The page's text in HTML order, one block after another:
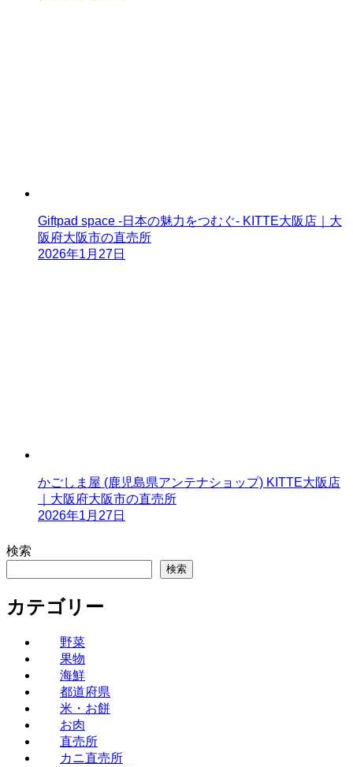
Giftpad space -日本の魅力をつむぐ- KITTE大阪店｜大
阪府大阪市の直売所
2026年1月27日
かごしま屋 (鹿児島県アンテナショップ) KITTE大阪店
｜大阪府大阪市の直売所
2026年1月27日
検索
検索
カテゴリー
野菜
果物
海鮮
都道府県
米・お餅
お肉
直売所
カニ直売所